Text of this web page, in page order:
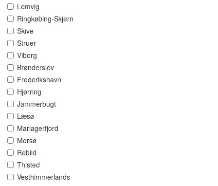
Lemvig
Ringkøbing-Skjern
Skive
Struer
Viborg
Brønderslev
Frederikshavn
Hjørring
Jammerbugt
Læsø
Mariagerfjord
Morsø
Rebild
Thisted
Vesthimmerlands